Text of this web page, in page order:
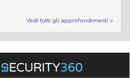
Vedi tutti gli approfondimenti >